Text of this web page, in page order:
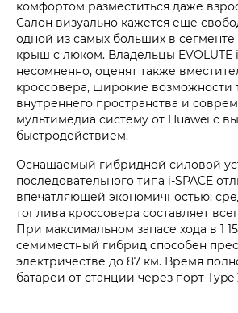
комфортом разместиться даже
Салон визуально кажется еще
одной из самых больших в
крыш с люком. Владельцы EVOLUTE
несомненно, оценят также
кроссовера, широкие
внутреннего пространства и
мультимедиа систему от Huawei c
быстродействием.
Оснащаемый гибридной силовой
последовательного типа i‑SPACE
впечатляющей экономичностью:
топлива кроссовера составляет
При максимальном запасе хода в 1
семиместный гибрид способен
электричестве до 87 км. Время
батареи от станции через порт